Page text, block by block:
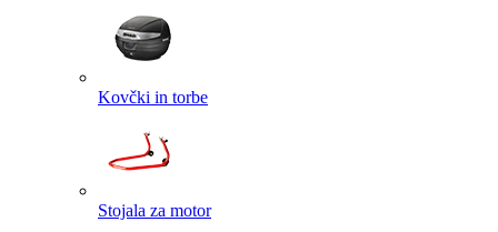
Kovčki in torbe
Stojala za motor